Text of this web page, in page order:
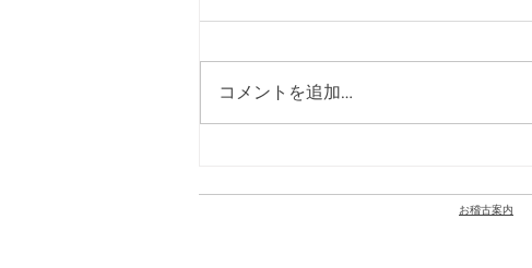
コメントを追加…
お稽古案内